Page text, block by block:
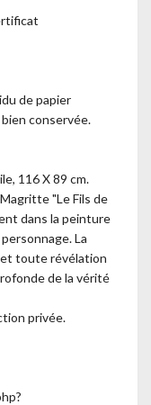
de papier
conservée.
116 X 89 cm.
"Le Fils de
dans la peinture
La
toute révélation
de la vérité
privée.